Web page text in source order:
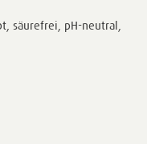
säurefrei, pH-neutral,